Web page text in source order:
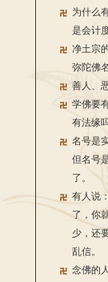
为什么
是会计
净土宗
弥陀佛
善人、
学佛要
有法缘
名号是
但名号
了。
有人说
了，你
少，还
乱信。
念佛的